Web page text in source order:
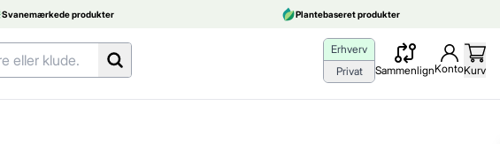
Svanemærkede produkter Plantebaseret produkter
Erhverv
Privat
SammenlignKontoKurv